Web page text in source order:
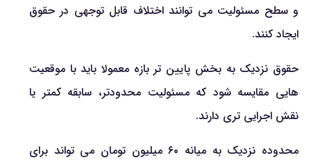
و سطح مسئولیت می توانند اختلاف قابل توجهی در حقوق
ایجاد کنند.
حقوق نزدیک به بخش پایین تر بازه معمولا باید با موقعیت
هایی مقایسه شود که مسئولیت محدودتر، سابقه کمتر یا
نقش اجرایی تری دارند.
محدوده نزدیک به میانه ۶۰ میلیون تومان می تواند برای